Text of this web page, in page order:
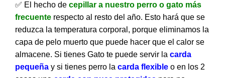
✅ El hecho de cepillar a nuestro perro o gato más
frecuente respecto al resto del año. Esto hará que se
reduzca la temperatura corporal, porque eliminamos la
capa de pelo muerto que puede hacer que el calor se
almacene. Si tienes Gato te puede servir la carda
pequeña y si tienes perro la carda flexible o en los 2